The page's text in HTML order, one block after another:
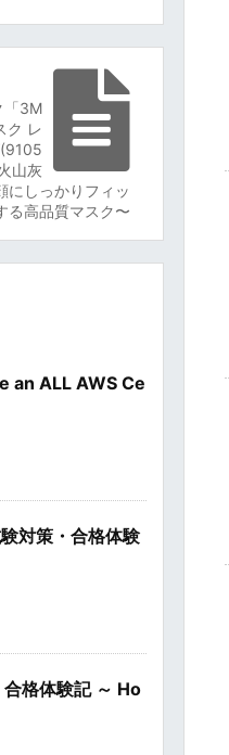
「3M
ク レ
山灰
にしっかりフィッ
る高品質マスク〜
an ALL AWS Ce
対策・合格体験
格体験記 ～ Ho